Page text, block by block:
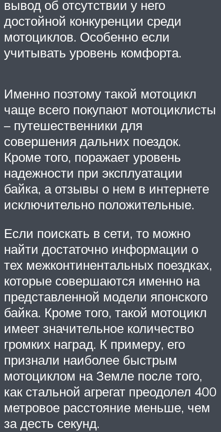
вывод об отсутствии у него
достойной конкуренции среди
мотоциклов. Особенно если
учитывать уровень комфорта.
Именно поэтому такой мотоцикл
чаще всего покупают мотоциклисты
– путешественники для
совершения дальних поездок.
Кроме того, поражает уровень
надежности при эксплуатации
байка, а отзывы о нем в интернете
исключительно положительные.
Если поискать в сети, то можно
найти достаточно информации о
тех межконтинентальных поездках,
которые совершаются именно на
представленной модели японского
байка. Кроме того, такой мотоцикл
имеет значительное количество
громких наград. К примеру, его
признали наиболее быстрым
мотоциклом на Земле после того,
как стальной агрегат преодолел 400
метровое расстояние меньше, чем
за десть секунд.